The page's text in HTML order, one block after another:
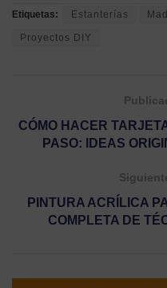
Etiquetas: Estanterías
Proyectos DIY
CÓMO HACER
PASO: IDEAS
PINTURA ACRÍLICA
COMPLETA DE